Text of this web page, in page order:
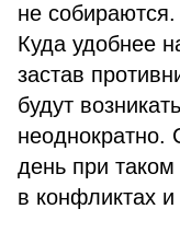
не
Куда удобнее
застав
будут
неоднократно.
день при
в конфликтах и